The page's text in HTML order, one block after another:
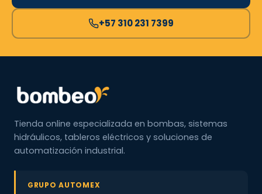
+57 310 231 7399
Tienda online especializada en bombas, sistemas
hidráulicos, tableros eléctricos y soluciones de
automatización industrial.
GRUPO AUTOMEX